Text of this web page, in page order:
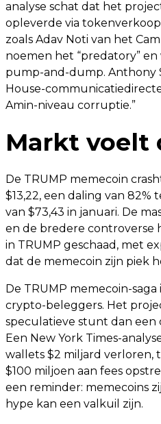
analyse schat dat het
opleverde via
zoals Adav Noti van het
noemen het “predatory”
pump-and-dump. Anthony
House-
Amin-niveau corruptie.”
Markt voelt
De TRUMP memecoin
$13,22, een daling van 82%
van $73,43 in januari. De
en de bredere
in TRUMP geschaad, met
dat de memecoin zijn piek
De TRUMP memecoin-
crypto-beleggers. Het
speculatieve stunt dan een
Een New York Times-
wallets $2 miljard verloren,
$100 miljoen aan fees
een reminder: memecoins
hype kan een valkuil zijn.